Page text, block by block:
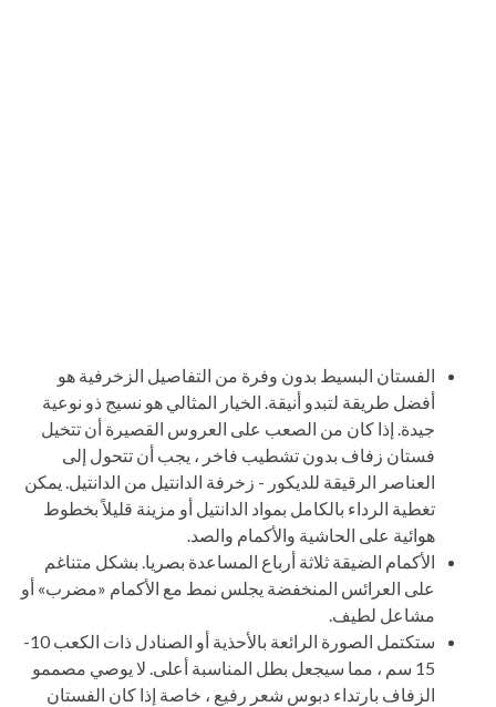
الفستان البسيط بدون وفرة من التفاصيل الزخرفية هو
أفضل طريقة لتبدو أنيقة. الخيار المثالي هو نسيج ذو نوعية
جيدة. إذا كان من الصعب على العروس القصيرة أن تتخيل
فستان زفاف بدون تشطيب فاخر ، يجب أن تتحول إلى
العناصر الرقيقة للديكور - زخرفة الدانتيل من الدانتيل. يمكن
تغطية الرداء بالكامل بمواد الدانتيل أو مزينة قليلاً بخطوط
هوائية على الحاشية والأكمام والصد.
الأكمام الضيقة ثلاثة أرباع المساعدة بصريا. بشكل متناغم
على العرائس المنخفضة يجلس نمط مع الأكمام «مضرب» أو
مشاعل لطيف.
ستكتمل الصورة الرائعة بالأحذية أو الصنادل ذات الكعب 10-
15 سم ، مما سيجعل بطل المناسبة أعلى. لا يوصي مصممو
الزفاف بارتداء دبوس شعر رفيع ، خاصة إذا كان الفستان